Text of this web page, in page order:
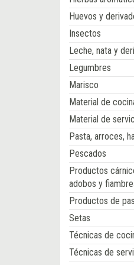
Huevos y
Insectos
Leche, nata y
Legumbres
Marisco
Material de
Material de
Pasta, arroces,
Pescados
Productos
adobos y
Productos de
Setas
Técnicas de
Técnicas de